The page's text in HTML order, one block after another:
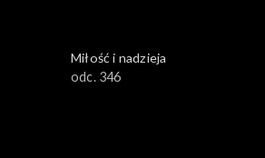
Miłość i nadzieja
odc. 346